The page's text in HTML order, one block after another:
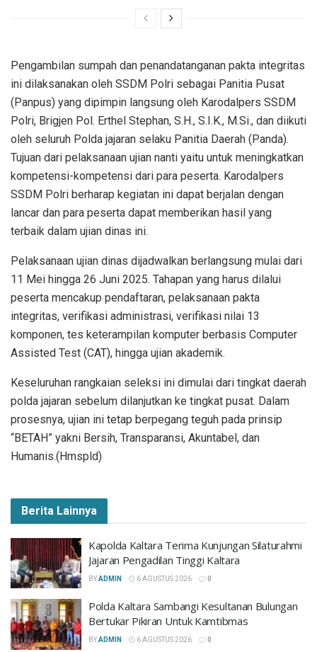
Pengambilan sumpah dan penandatanganan pakta integritas
ini dilaksanakan oleh SSDM Polri sebagai Panitia Pusat
(Panpus) yang dipimpin langsung oleh Karodalpers SSDM
Polri, Brigjen Pol. Erthel Stephan, S.H., S.I.K., M.Si., dan diikuti
oleh seluruh Polda jajaran selaku Panitia Daerah (Panda).
Tujuan dari pelaksanaan ujian nanti yaitu untuk meningkatkan
kompetensi-kompetensi dari para peserta. Karodalpers
SSDM Polri berharap kegiatan ini dapat berjalan dengan
lancar dan para peserta dapat memberikan hasil yang
terbaik dalam ujian dinas ini.
Pelaksanaan ujian dinas dijadwalkan berlangsung mulai dari
11 Mei hingga 26 Juni 2025. Tahapan yang harus dilalui
peserta mencakup pendaftaran, pelaksanaan pakta
integritas, verifikasi administrasi, verifikasi nilai 13
komponen, tes keterampilan komputer berbasis Computer
Assisted Test (CAT), hingga ujian akademik.
Keseluruhan rangkaian seleksi ini dimulai dari tingkat daerah
polda jajaran sebelum dilanjutkan ke tingkat pusat. Dalam
prosesnya, ujian ini tetap berpegang teguh pada prinsip
“BETAH” yakni Bersih, Transparansi, Akuntabel, dan
Humanis.(Hmspld)
Berita Lainnya
Kapolda Kaltara Terima Kunjungan Silaturahmi
Jajaran Pengadilan Tinggi Kaltara
BYADMIN 6 AGUSTUS 2026 0
Polda Kaltara Sambangi Kesultanan Bulungan
Bertukar Pikiran Untuk Kamtibmas
BYADMIN 6 AGUSTUS 2026 0